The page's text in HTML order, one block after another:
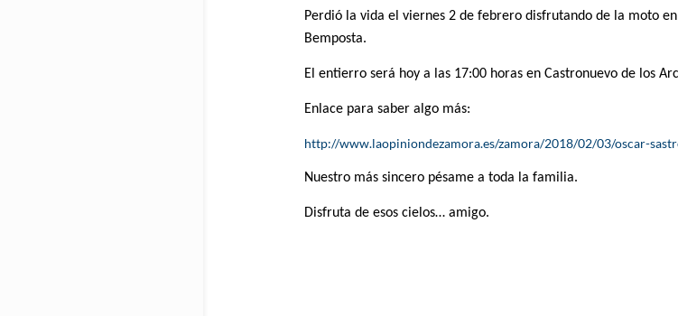
Perdió la vida el viernes 2 de febrero disfrutando de la moto
Bemposta.
El entierro será hoy a las 17:00 horas en Castronuevo de los
Enlace para saber algo más:
http://www.laopiniondezamora.es/zamora/2018/02/03/oscar-
Nuestro más sincero pésame a toda la familia.
Disfruta de esos cielos… amigo.